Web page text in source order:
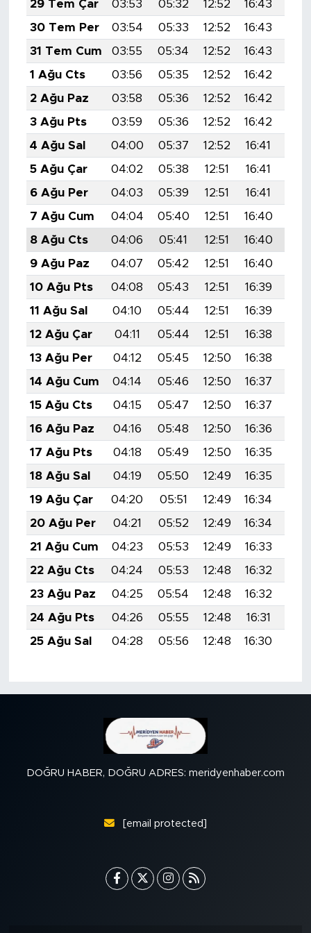
29 Tem Çar
03:53 05:32 12:52 16:43
30 Tem Per
03:54 05:33 12:52 16:43
31 Tem Cum
03:55 05:34 12:52 16:43
1 Ağu Cts
03:56 05:35 12:52 16:42
2 Ağu Paz
03:58 05:36 12:52 16:42
3 Ağu Pts
03:59 05:36 12:52 16:42
4 Ağu Sal
04:00 05:37 12:52 16:41
5 Ağu Çar
04:02 05:38 12:51 16:41
6 Ağu Per
04:03 05:39 12:51 16:41
7 Ağu Cum
04:04 05:40 12:51 16:40
8 Ağu Cts
04:06 05:41 12:51 16:40
9 Ağu Paz
04:07 05:42 12:51 16:40
10 Ağu Pts
04:08 05:43 12:51 16:39
11 Ağu Sal
04:10 05:44 12:51 16:39
12 Ağu Çar
04:11 05:44 12:51 16:38
13 Ağu Per
04:12 05:45 12:50 16:38
14 Ağu Cum
04:14 05:46 12:50 16:37
15 Ağu Cts
04:15 05:47 12:50 16:37
16 Ağu Paz
04:16 05:48 12:50 16:36
17 Ağu Pts
04:18 05:49 12:50 16:35
18 Ağu Sal
04:19 05:50 12:49 16:35
19 Ağu Çar
04:20 05:51 12:49 16:34
20 Ağu Per
04:21 05:52 12:49 16:34
21 Ağu Cum
04:23 05:53 12:49 16:33
22 Ağu Cts
04:24 05:53 12:48 16:32
23 Ağu Paz
04:25 05:54 12:48 16:32
24 Ağu Pts
04:26 05:55 12:48 16:31
25 Ağu Sal
04:28 05:56 12:48 16:30
DOĞRU HABER, DOĞRU ADRES: meridyenhaber.com
[email protected]
MEDYA KÖŞESİ
FOTO GALERİ
VİDEOLAR
ALINTI YAZARLAR
SOSYAL MEDYA